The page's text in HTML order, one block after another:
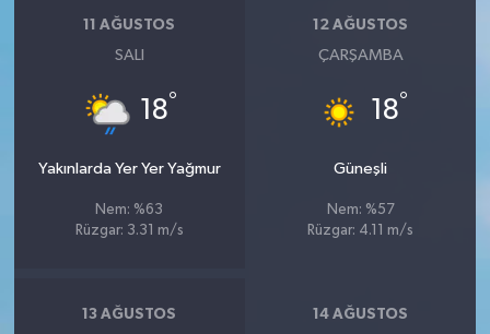
11 AĞUSTOS
SALI
18°
Yakınlarda Yer Yer Yağmur
Nem: %63
Rüzgar: 3.31 m/s
12 AĞUSTOS
ÇARŞAMBA
18°
Güneşli
Nem: %57
Rüzgar: 4.11 m/s
13 AĞUSTOS 14 AĞUSTOS